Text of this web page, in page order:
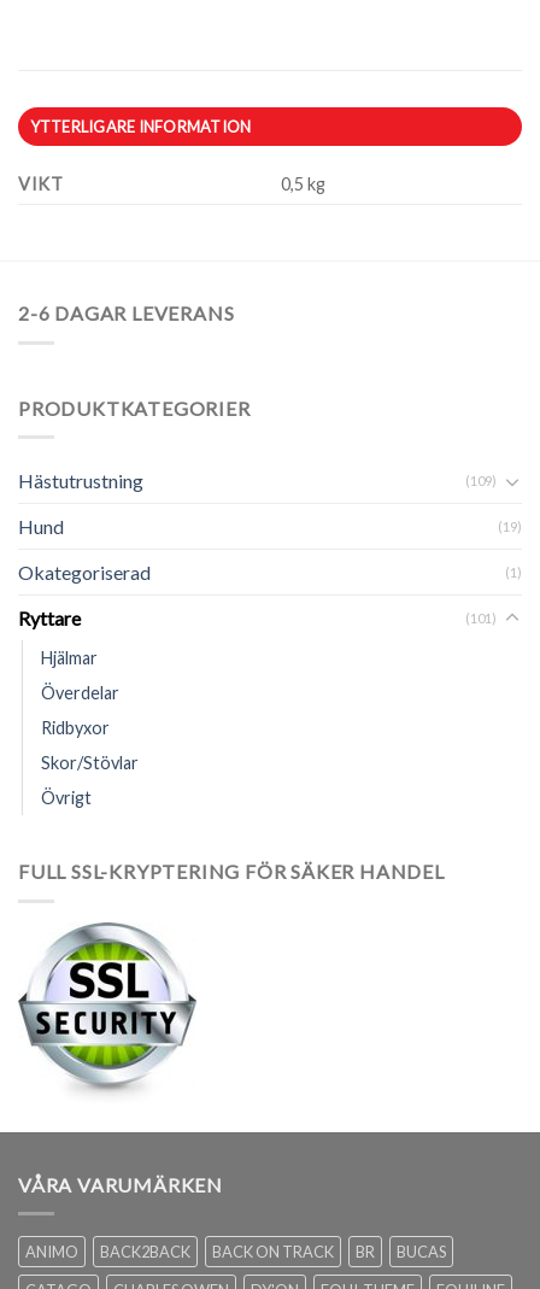
YTTERLIGARE INFORMATION
VIKT 0,5 kg
2-6 DAGAR LEVERANS
PRODUKTKATEGORIER
Hästutrustning (109)
Hund (19)
Okategoriserad (1)
Ryttare (101)
Hjälmar
Överdelar
Ridbyxor
Skor/Stövlar
Övrigt
FULL SSL-KRYPTERING FÖR SÄKER HANDEL
VÅRA VARUMÄRKEN
ANIMO BACK2BACK BACK ON TRACK BR
BUCAS